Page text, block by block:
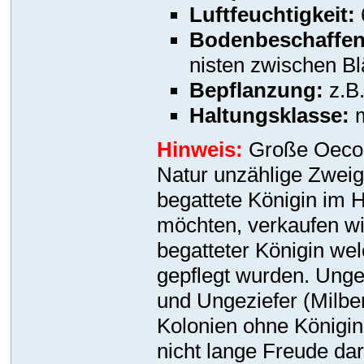
Luftfeuchtigkeit:
nisten zwischen
Bepflanzung:
Haltungsklasse:
Hinweis: Große
Natur unzählige
begattete Königin im
möchten, verkaufen
begatteter Königin
gepflegt wurden.
und Ungeziefer
Kolonien ohne
nicht lange Freude